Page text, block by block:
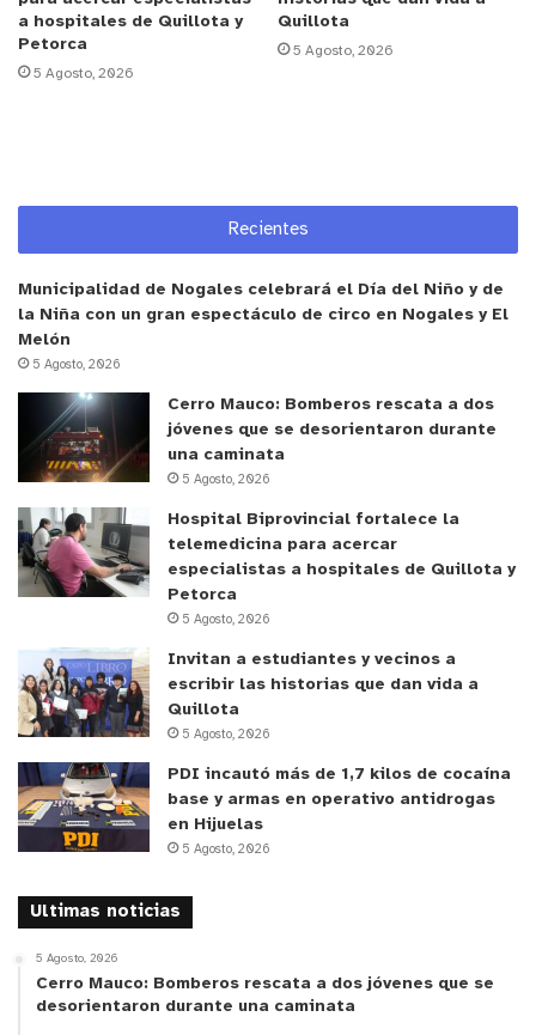
de los espacios ciudadanos”, enfatizó.
En la capacitación también estuvieron presentes
fortalecer en los carabineros el desarrollo de
a hospitales de Quillota y
Petorca
5 Agosto, 2026
Quillota
5 Agosto, 2026
Recientes
Municipalidad de Nogales celebrará el Día del Niño y de
la Niña con un gran espectáculo de circo en Nogales y El
Melón
5 Agosto, 2026
Cerro Mauco: Bomberos rescata a dos
jóvenes que se desorientaron durante
una caminata
5 Agosto, 2026
Hospital Biprovincial fortalece la
telemedicina para acercar
especialistas a hospitales de Quillota y
Petorca
5 Agosto, 2026
Invitan a estudiantes y vecinos a
escribir las historias que dan vida a
Quillota
5 Agosto, 2026
PDI incautó más de 1,7 kilos de cocaína
base y armas en operativo antidrogas
en Hijuelas
5 Agosto, 2026
Ultimas noticias
5 Agosto, 2026
Cerro Mauco: Bomberos rescata a dos jóvenes que se
desorientaron durante una caminata